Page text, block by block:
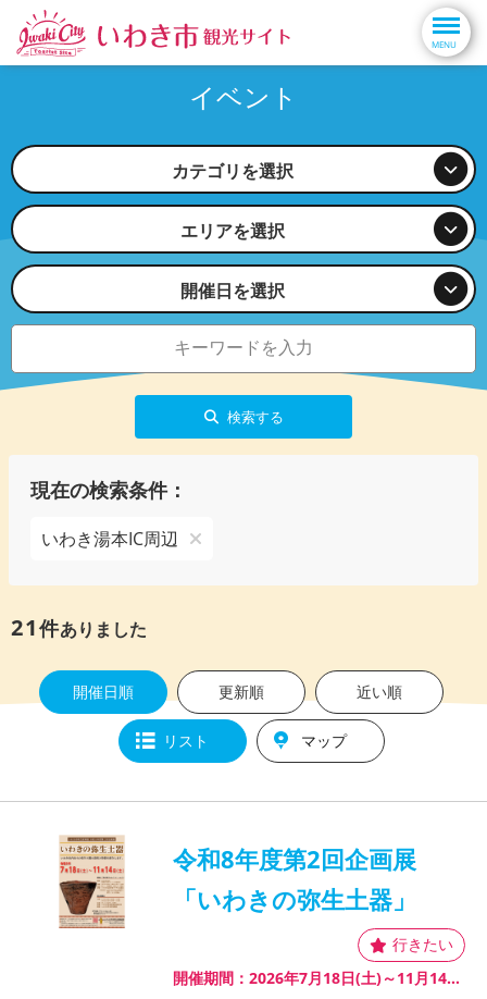
イベント
カテゴリを選択
エリアを選択
開催日を選択
検索する
現在の検索条件：
いわき湯本IC周辺
21件ありました
開催日順 更新順 近い順
リスト マップ
令和8年度第2回企画展
「いわきの弥生土器」
開催期間：2026年7月18日(土)～11月14日(土)